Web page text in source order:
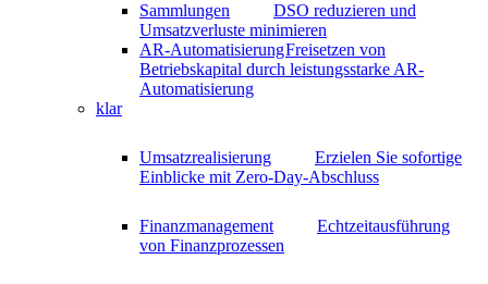
Sammlungen
DSO reduzieren und
Umsatzverluste minimieren
AR-AutomatisierungFreisetzen von
Betriebskapital durch leistungsstarke AR-
Automatisierung
klar
Umsatzrealisierung
Erzielen Sie sofortige
Einblicke mit Zero-Day-Abschluss
Finanzmanagement
Echtzeitausführung
von Finanzprozessen